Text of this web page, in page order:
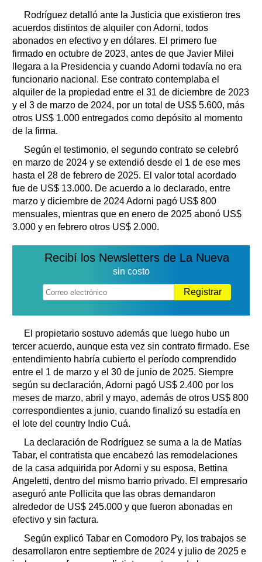
Rodríguez detalló ante la Justicia que existieron tres
acuerdos distintos de alquiler con Adorni, todos
abonados en efectivo y en dólares. El primero fue
firmado en octubre de 2023, antes de que Javier Milei
llegara a la Presidencia y cuando Adorni todavía no era
funcionario nacional. Ese contrato contemplaba el
alquiler de la propiedad entre el 31 de diciembre de 2023
y el 3 de marzo de 2024, por un total de US$ 5.600, más
otros US$ 1.000 entregados como depósito al momento
de la firma.
Según el testimonio, el segundo contrato se celebró
en marzo de 2024 y se extendió desde el 1 de ese mes
hasta el 28 de febrero de 2025. El valor total acordado
fue de US$ 13.000. De acuerdo a lo declarado, entre
marzo y diciembre de 2024 Adorni pagó US$ 800
mensuales, mientras que en enero de 2025 abonó US$
3.000 y en febrero otros US$ 2.000.
Recibí los Newsletters de La Nueva
sin costo
Registrar
El propietario sostuvo además que luego hubo un
tercer acuerdo, aunque esta vez sin contrato firmado. Ese
entendimiento habría cubierto el período comprendido
entre el 1 de marzo y el 30 de junio de 2025. Siempre
según su declaración, Adorni pagó US$ 2.400 por los
meses de marzo, abril y mayo, además de otros US$ 800
correspondientes a junio, cuando finalizó su estadía en
el lote del country Indio Cuá.
La declaración de Rodríguez se suma a la de Matías
Tabar, el contratista que encabezó las remodelaciones
de la casa adquirida por Adorni y su esposa, Bettina
Angeletti, dentro del mismo barrio privado. El empresario
aseguró ante Pollicita que las obras demandaron
alrededor de US$ 245.000 y que fueron abonadas en
efectivo y sin factura.
Según explicó Tabar en Comodoro Py, los trabajos se
desarrollaron entre septiembre de 2024 y julio de 2025 e